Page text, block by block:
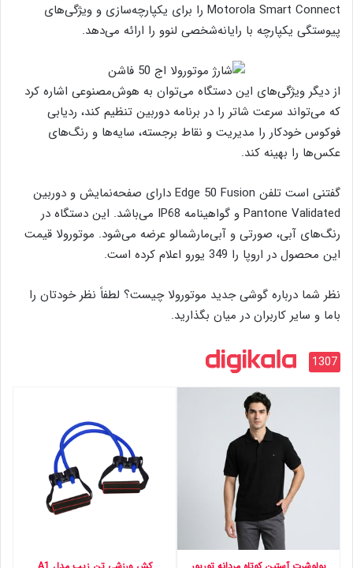
Motorola Smart Connect را برای یکپارچه‌سازی و ویژگی‌های
پیوستگی یکپارچه با رایانه‌شخصی لنوو را ارائه می‌دهد.
از دیگر ویژگی‌های این دستگاه می‌توان به هوش‌مصنوعی اشاره کرد
که می‌تواند سرعت شاتر را در برنامه دوربین تنظیم کند، ردیابی
فوکوس خودکار را مدیریت و نقاط برجسته، سایه‌ها و رنگ‌های
عکس‌ها را بهینه کند.
گفتنی است تلفن Edge 50 Fusion دارای صفحه‌نمایش و دوربین
Pantone Validated و گواهینامه IP68 می‌باشد. این دستگاه در
رنگ‌های آبی، صورتی و آبی‌مارشمالو عرضه می‌شود. موتورولا قیمت
این محصول در اروپا را 349 یورو اعلام کرده است.
نظر شما درباره گوشی جدید موتورولا چیست؟ لطفاً نظر خودتان را
باما و سایر کاربران در میان بگذارید.
1307